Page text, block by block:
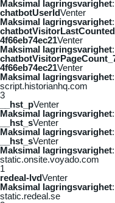
Maksimal lagringsvarighet
chatbotUserIdVenter
Maksimal lagringsvarighet
4f66eb74ec21Venter
Maksimal lagringsvarighet
4f66eb74ec21Venter
Maksimal lagringsvarighet
script.historianhq.com
3
__hst_pVenter
Maksimal lagringsvarighet
__hst_sVenter
Maksimal lagringsvarighet
__hst_sVenter
Maksimal lagringsvarighet
static.onsite.voyado.com
1
redeal-lvdVenter
Maksimal lagringsvarighet
static.redeal.se